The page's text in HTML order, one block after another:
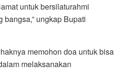
untuk bersilaturahmi
ungkap Bupati
memohon doa untuk bisa
melaksanakan